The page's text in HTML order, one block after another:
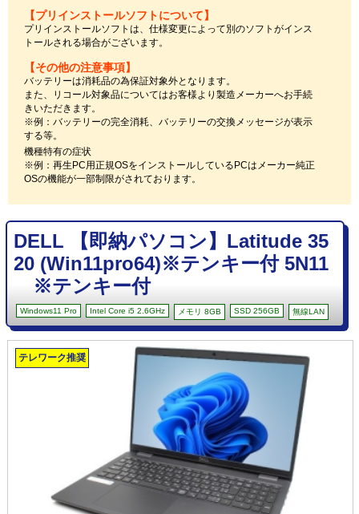
【プリインストールソフトについて】
プリインストールソフトは、仕様変更によって別のソフトがインス
トールされる場合がございます。
【その他の注意事項】
バッテリーは消耗品の為保証対象外となります。
また、リコール対象品についてはお客様より製造メーカーへお手続
きいただきます。
※例：バッテリーの完全消耗、バッテリーの交換メッセージが表示
する等。
機種特有の症状
※例：再生PC用正規OSをインストールしているPCはメーカー純正
OSの機能が一部制限がされております。
DELL 【即納パソコン】Latitude 35
20 (Win11pro64)※テンキー付 5N11
※テンキー付
Windows11 Pro Intel Core i5 2.6GHz メモリ 8GB SSD 256GB 無線LAN
テレワーク推奨